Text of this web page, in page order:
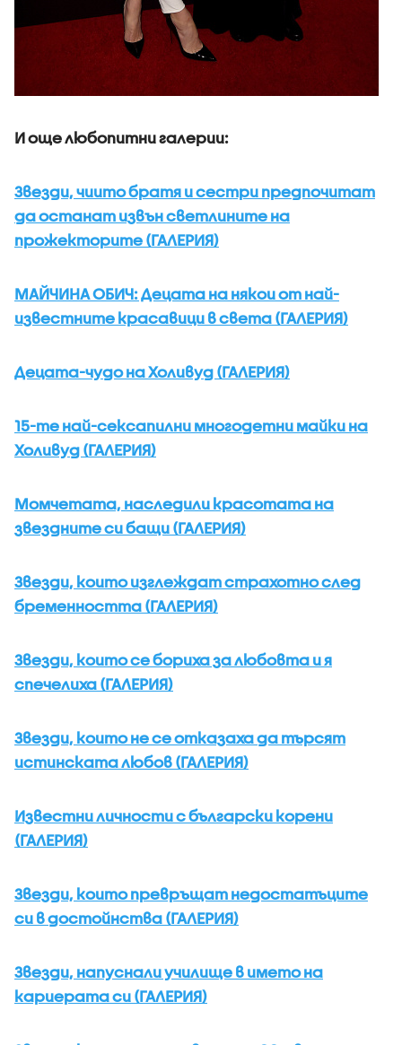
И още любопитни галерии:
Звезди, чиито братя и сестри предпочитат
да останат извън светлините на
прожекторите (ГАЛЕРИЯ)
МАЙЧИНА ОБИЧ: Децата на някои от най-
известните красавици в света (ГАЛЕРИЯ)
Децата-чудо на Холивуд (ГАЛЕРИЯ)
15-те най-сексапилни многодетни майки на
Холивуд (ГАЛЕРИЯ)
Момчетата, наследили красотата на
звездните си бащи (ГАЛЕРИЯ)
Звезди, които изглеждат страхотно след
бременността (ГАЛЕРИЯ)
Звезди, които се бориха за любовта и я
спечелиха (ГАЛЕРИЯ)
Звезди, които не се отказаха да търсят
истинската любов (ГАЛЕРИЯ)
Известни личности с български корени
(ГАЛЕРИЯ)
Звезди, които превръщат недостатъците
си в достойнства (ГАЛЕРИЯ)
Звезди, напуснали училище в името на
кариерата си (ГАЛЕРИЯ)